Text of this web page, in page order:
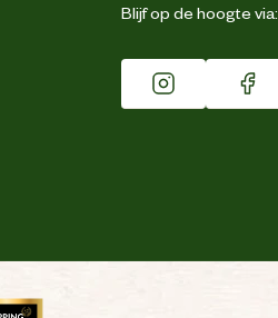
Blijf op de hoogte via: